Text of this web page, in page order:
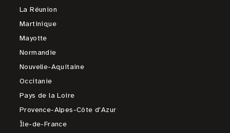
La Réunion
Martinique
Mayotte
Normandie
Nouvelle-Aquitaine
Occitanie
Pays de la Loire
Provence-Alpes-Côte d'Azur
Île-de-France